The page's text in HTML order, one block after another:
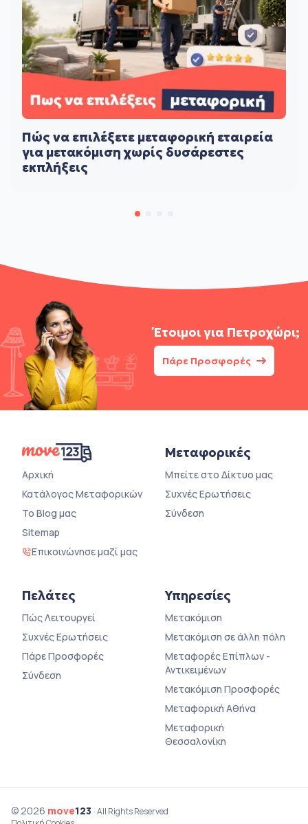
Πώς να επιλέξετε μεταφορική εταιρεία
για μετακόμιση χωρίς δυσάρεστες
εκπλήξεις
Έτοιμοι για Πετροχώρι;
Πάρε Προσφορές
Αρχική
Κατάλογος Μεταφορικών
Το Blog μας
Sitemap
Επικοινώνησε μαζί μας
Μεταφορικές
Μπείτε στο Δίκτυο μας
Συχνές Ερωτήσεις
Σύνδεση
Πελάτες
Πώς Λειτουργεί
Συχνές Ερωτήσεις
Πάρε Προσφορές
Σύνδεση
Υπηρεσίες
Μετακόμιση
Μετακόμιση σε άλλη πόλη
Μεταφορές Επίπλων -
Αντικειμένων
Μετακόμιση Προσφορές
Μεταφορική Αθήνα
Μεταφορική
Θεσσαλονίκη
© 2026 move123 · All Rights Reserved